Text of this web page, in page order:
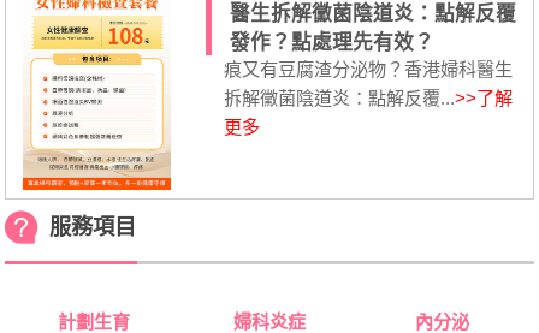
醫生拆解黴菌陰道炎：點解反覆
發作？點處理先有效？
痕又有豆腐渣分泌物？香港婦科醫生
拆解黴菌陰道炎：點解反覆...>>了解
更多
服務項目
計劃生育 婦科炎症 內分泌